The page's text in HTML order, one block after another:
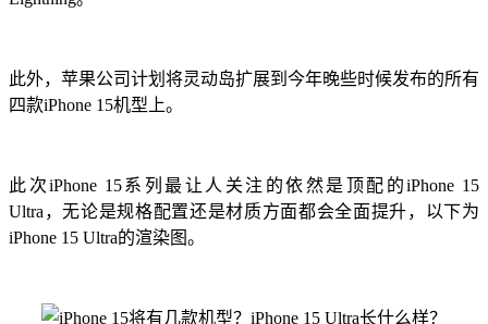
此外，苹果公司计划将灵动岛扩展到今年晚些时候发布的所有
四款iPhone 15机型上。
此次iPhone 15系列最让人关注的依然是顶配的iPhone 15
Ultra，无论是规格配置还是材质方面都会全面提升，以下为
iPhone 15 Ultra的渲染图。